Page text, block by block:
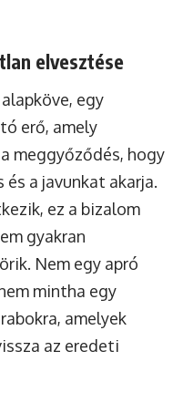
elvesztése
egy
erő, amely
meggyőződés, hogy
a javunkat akarja.
ez a bizalom
gyakran
Nem egy apró
mintha egy
amelyek
az eredeti